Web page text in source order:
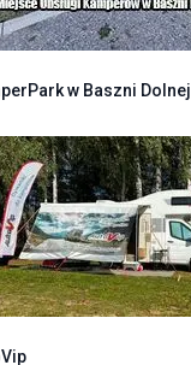
w Baszni Dolnej